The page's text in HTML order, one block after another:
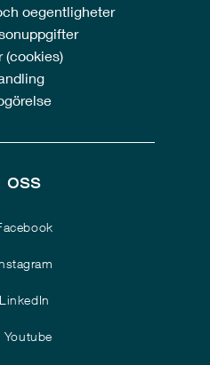
oegentligheter
(cookies)
oss
LinkedIn
Youtube